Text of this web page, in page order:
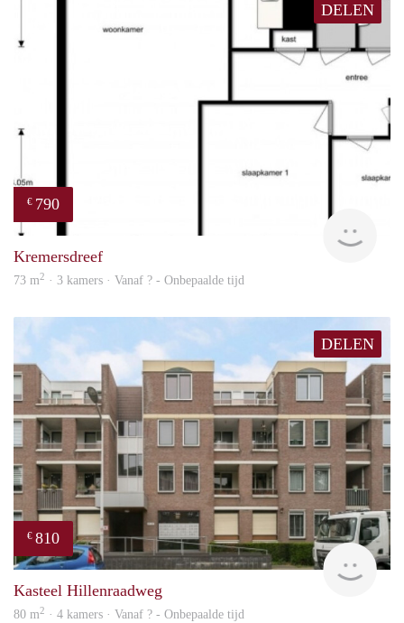
DELEN
€ 790
Kremersdreef
73 m2 · 3 kamers · Vanaf ? - Onbepaalde tijd
DELEN
€ 810
Kasteel Hillenraadweg
80 m2 · 4 kamers · Vanaf ? - Onbepaalde tijd